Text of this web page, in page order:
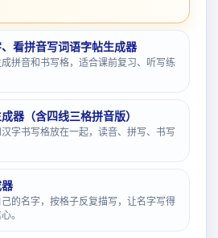
看拼音写词语字帖生成器
拼音和书写格，适合课前复习、听写练
器（含四线三格拼音版）
字书写格放在一起，读音、拼写、书写
的名字，按格子反复描写，让名字写得
。